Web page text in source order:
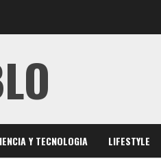
Y TECNOLOGIA LIFESTYLE